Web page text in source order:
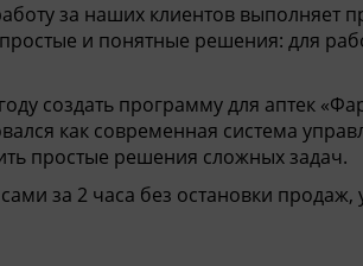
за наших клиентов выполняет
и понятные решения: для
создать программу для аптек «
как современная система
простые решения сложных задач.
за 2 часа без остановки продаж,